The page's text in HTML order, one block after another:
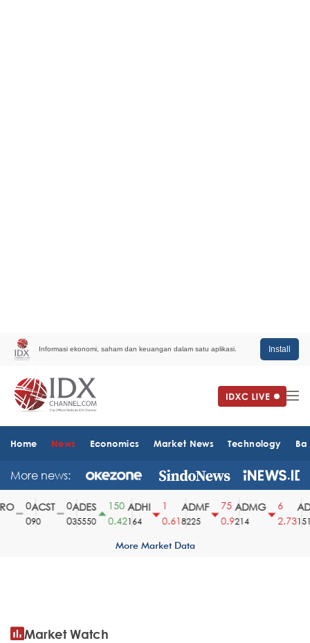
Informasi ekonomi, saham dan keuangan dalam satu aplikasi. Install
Home News Economics Market News Technology
More news:
ACST
90
ADES
35550
150
0.42
ADHI
164
0.61
ADMF
8225
75
0.9
ADMG
214
2.731510
More Market Data
Market Watch